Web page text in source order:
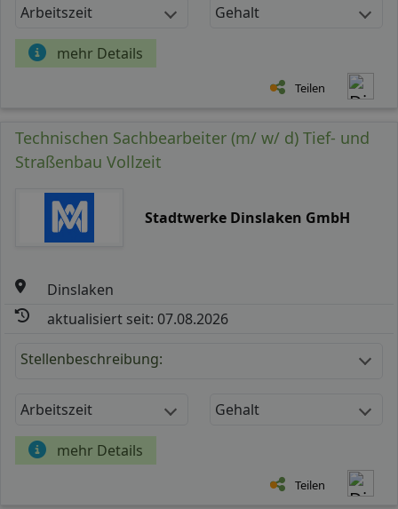
Arbeitszeit Gehalt
mehr Details
Teilen
Technischen Sachbearbeiter (m/ w/ d) Tief- und
Straßenbau Vollzeit
Stadtwerke Dinslaken GmbH
Dinslaken
aktualisiert seit: 07.08.2026
Stellenbeschreibung:
Arbeitszeit Gehalt
mehr Details
Teilen